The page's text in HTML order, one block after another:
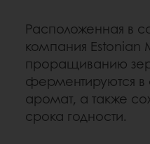
Расположенная в
компания Estonian
проращиванию
ферментируются в
аромат, а также
срока годности.